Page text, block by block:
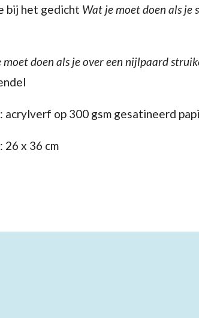
bij het gedicht Wat je moet doen als je
moet doen als je over een nijlpaard
acrylverf op 300 gsm gesatineerd
26 x 36 cm